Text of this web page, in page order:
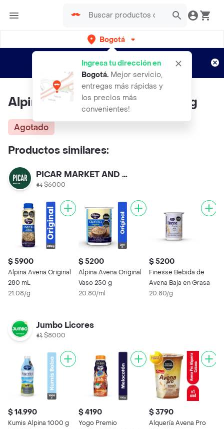
Bogotá
Ingresa tu dirección en
Bogotá. Mejor servicio,
entregas más rápidas y
los precios más
convenientes!
envíos gratis por semanas
Aplican TyC
Alpina Avena Canela Vaso 250 g
Agotado
Productos similares:
PICAR MARKET AND COFFE
$6000
$ 5900
Alpina Avena Original
280 mL
21.08/g
$ 5200
Alpina Avena Original
Vaso 250 g
20.80/ml
$ 5200
Finesse Bebida de
Avena Baja en Grasa
20.80/g
Jumbo Licores
$8000
$ 14.990
Kumis Alpina 1000 g
$ 4190
Yogo Premio
$ 3790
Alquería Avena Pro